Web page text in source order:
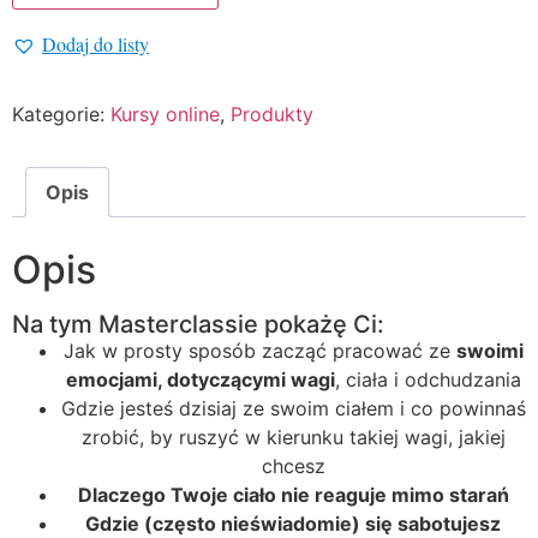
Dodaj do listy
Kategorie: Kursy online, Produkty
Opis
Opis
Na tym Masterclassie pokażę Ci:
Jak w prosty sposób zacząć pracować ze swoimi
emocjami, dotyczącymi wagi, ciała i odchudzania
Gdzie jesteś dzisiaj ze swoim ciałem i co powinnaś
zrobić, by ruszyć w kierunku takiej wagi, jakiej
chcesz
Dlaczego Twoje ciało nie reaguje mimo starań
Gdzie (często nieświadomie) się sabotujesz